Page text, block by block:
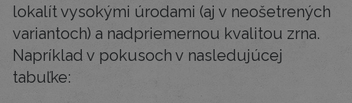
lokalít vysokými úrodami (aj v neošetrených
variantoch) a nadpriemernou kvalitou zrna.
Napríklad v pokusoch v nasledujúcej
tabuľke: